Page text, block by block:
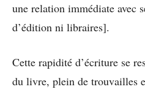
une relation immédiate avec
d’édition ni libraires].
Cette rapidité d’écriture se
du livre, plein de trouvailles